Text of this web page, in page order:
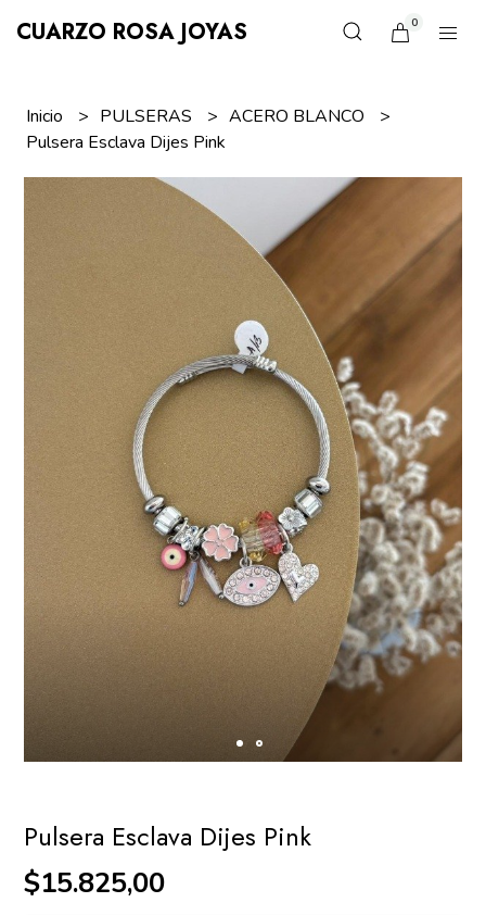
CUARZO ROSA JOYAS 0
Inicio PULSERAS
ACERO BLANCO
Pulsera Esclava Dijes Pink
Pulsera Esclava Dijes Pink
$15.825,00